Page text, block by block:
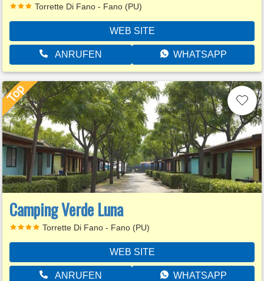
Torrette Di Fano - Fano (PU)
WEB SITE
ANRUFEN WHATSAPP
Camping Verde Luna
Torrette Di Fano - Fano (PU)
WEB SITE
ANRUFEN WHATSAPP